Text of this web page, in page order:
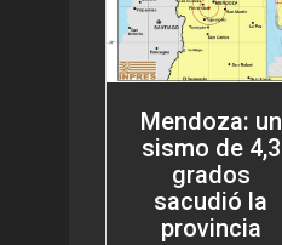
Mendoza: un
sismo de 4,3
grados
sacudió la
provincia